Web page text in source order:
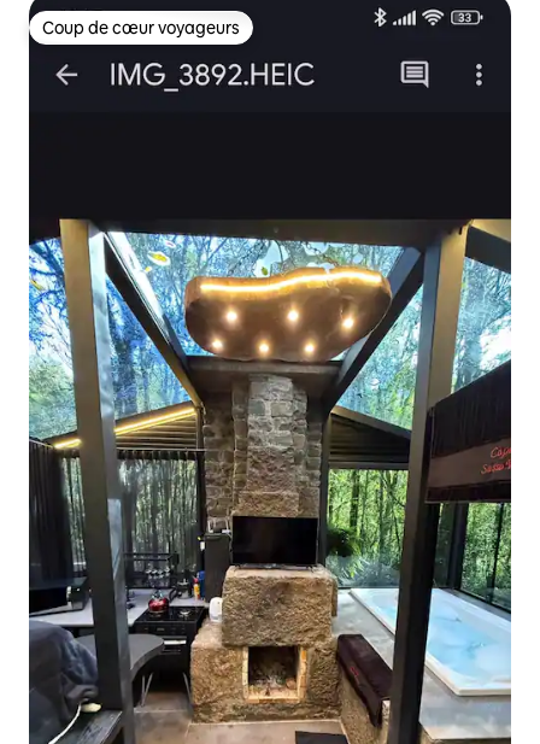
Coup de cœur voyageurs
Coup de cœur voyageurs